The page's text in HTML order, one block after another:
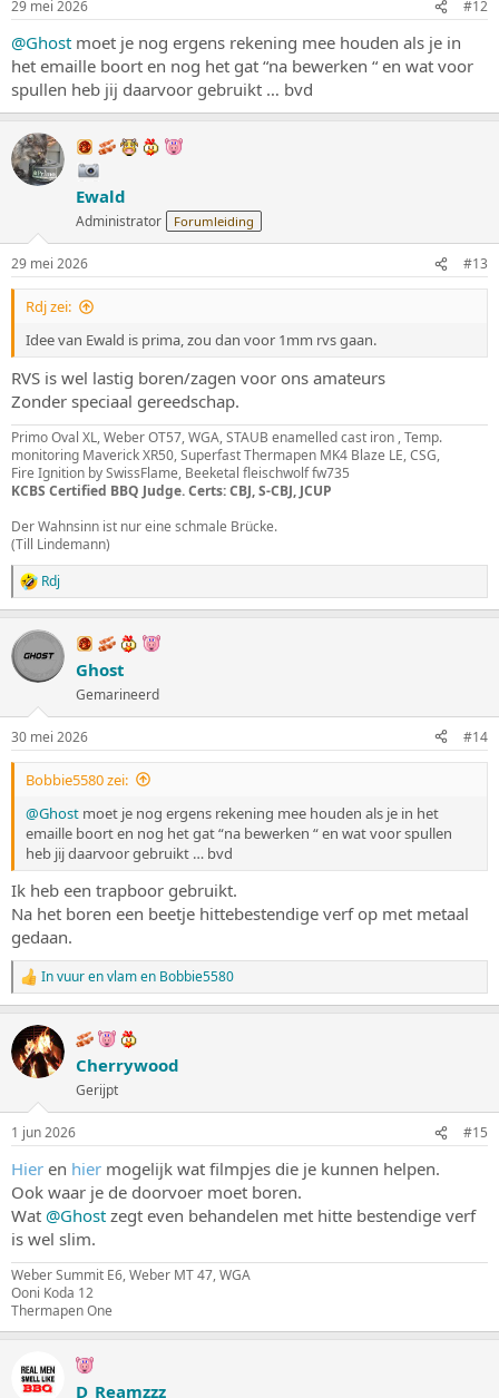
g
e
n
:
29 mei 2026 #12
@Ghost moet je nog ergens rekening mee houden als je in
het emaille boort en nog het gat “na bewerken “ en wat voor
spullen heb jij daarvoor gebruikt … bvd
Ewald
Administrator Forumleiding
29 mei 2026 #13
Rdj zei:
Idee van Ewald is prima, zou dan voor 1mm rvs gaan.
RVS is wel lastig boren/zagen voor ons amateurs
Zonder speciaal gereedschap.
Primo Oval XL, Weber OT57, WGA, STAUB enamelled cast iron , Temp.
monitoring Maverick XR50, Superfast Thermapen MK4 Blaze LE, CSG,
Fire Ignition by SwissFlame, Beeketal fleischwolf fw735
KCBS Certified BBQ Judge. Certs: CBJ, S-CBJ, JCUP
Der Wahnsinn ist nur eine schmale Brücke.
(Till Lindemann)
W
a
r
d
e
i
n
g
e
Rdj
Ghost
Gemarineerd
30 mei 2026 #14
Bobbie5580 zei:
@Ghost moet je nog ergens rekening mee houden als je in het
emaille boort en nog het gat “na bewerken “ en wat voor spullen
heb jij daarvoor gebruikt … bvd
Ik heb een trapboor gebruikt.
Na het boren een beetje hittebestendige verf op met metaal
gedaan.
W
a
r
d
e
i
n
g
e
n
:
In vuur en vlamen Bobbie5580
Cherrywood
Gerijpt
1 jun 2026 #15
Hier en hier mogelijk wat filmpjes die je kunnen helpen.
Ook waar je de doorvoer moet boren.
Wat @Ghost zegt even behandelen met hitte bestendige verf
is wel slim.
Weber Summit E6, Weber MT 47, WGA
Ooni Koda 12
Thermapen One
D_Reamzzz